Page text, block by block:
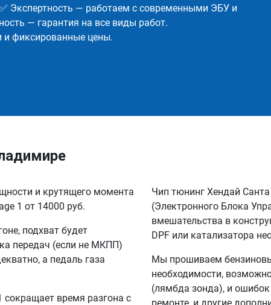
Экспертность — работаем с современными ЭБУ и
— гарантия на все виды работ.
и фиксированные цены.
и крутящего момента
1 от 14000 руб.
подхват будет
передач (если не МКПП)
а педаль газа
время разгона с
Чип тюнинг Хендай
(Электронного Блока
вмешательства в
DPF или катализатора
Мы прошиваем
необходимости,
(лямбда зонда), и